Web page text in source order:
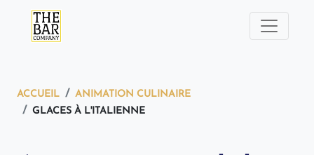
ACCUEIL
ANIMATION CULINAIRE
GLACES À L'ITALIENNE